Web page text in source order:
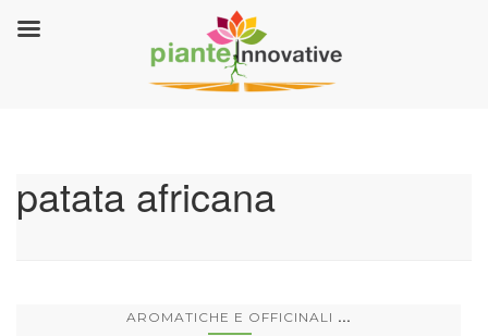
patata africana
AROMATICHE E OFFICINALI ...